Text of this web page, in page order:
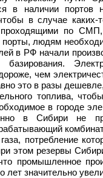
в наличии портов
в случае
проходящими по
порты, людям
в РФ начали
базирования.
чем
это в разы
топлива,
в городе
в Сибири не
потребление
этом резервы
промышленное
лет значительно